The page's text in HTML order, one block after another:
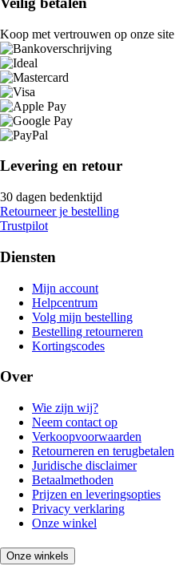
Koop met vertrouwen op onze site
Levering en retour
30 dagen bedenktijd
Retourneer je bestelling
Trustpilot
Diensten
Mijn account
Helpcentrum
Volg mijn bestelling
Bestelling retourneren
Kortingscodes
Over
Wie zijn wij?
Neem contact op
Verkoopvoorwaarden
Retourneren en terugbetalen
Juridische disclaimer
Betaalmethoden
Prijzen en leveringsopties
Privacy verklaring
Onze winkel
Onze winkels